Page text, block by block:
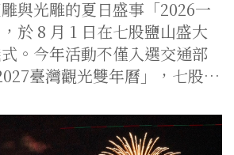
與光雕的夏日盛事「2026一
於 8 月 1 日在七股鹽山盛大
。今年活動不僅入選交通部
臺灣觀光雙年曆」，七股…